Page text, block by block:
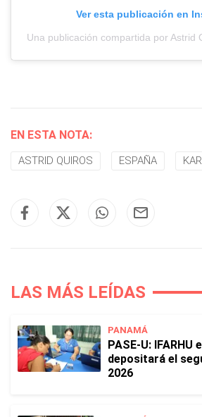
Ver esta publicación en
Una publicación compartida por Astrid
EN ESTA NOTA:
ASTRID QUIROS ESPAÑA
LAS MÁS LEÍDAS
PANAMÁ
PASE-U: IFARHU
depositará el
2026